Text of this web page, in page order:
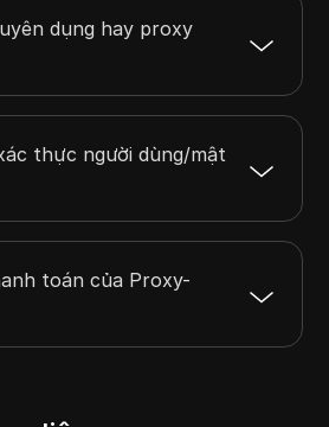
dụng hay proxy
thực người dùng/mật
toán của Proxy-